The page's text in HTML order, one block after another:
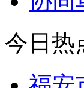
今日热